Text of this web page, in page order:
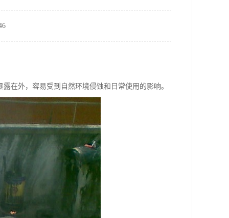
在外，容易受到自然环境侵蚀和日常使用的影响。